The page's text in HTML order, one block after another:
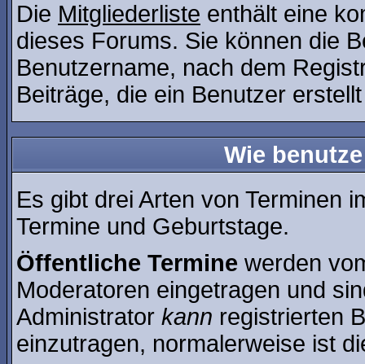
Die Mitgliederliste enthält eine
dieses Forums. Sie können die
Benutzername, nach dem
Beiträge, die ein Benutzer
Wie
Es gibt drei Arten von Terminen
Termine und Geburtstage.
Öffentliche Termine werden
Moderatoren eingetragen und
Administrator kann registrierten
einzutragen, normalerweise ist